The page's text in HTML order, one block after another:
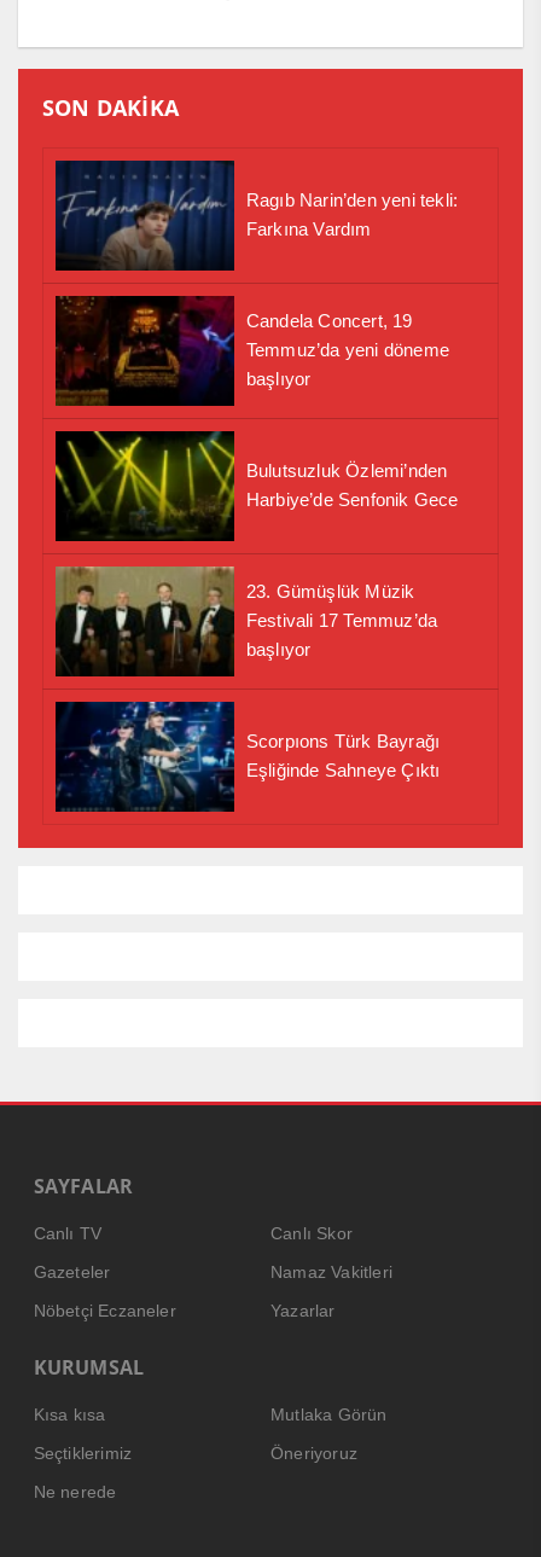
SON DAKİKA
Ragıb Narin’den yeni tekli:
Farkına Vardım
Candela Concert, 19
Temmuz’da yeni döneme
başlıyor
Bulutsuzluk Özlemi’nden
Harbiye’de Senfonik Gece
23. Gümüşlük Müzik
Festivali 17 Temmuz’da
başlıyor
Scorpıons Türk Bayrağı
Eşliğinde Sahneye Çıktı
SAYFALAR
Canlı TV
Canlı Skor
Gazeteler
Namaz Vakitleri
Nöbetçi Eczaneler
Yazarlar
KURUMSAL
Kısa kısa
Mutlaka Görün
Seçtiklerimiz
Öneriyoruz
Ne nerede